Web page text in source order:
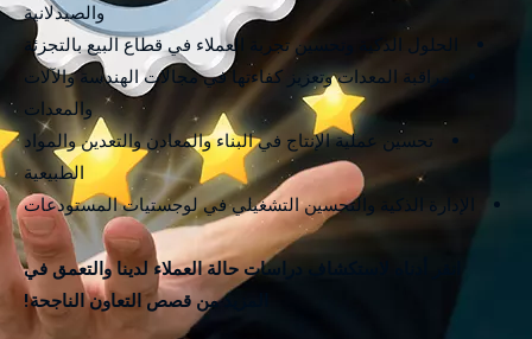
والصيدلانية
الحلول الذكية وتحسين تجربة العملاء في قطاع البيع بالتجزئة
مراقبة المعدات وتعزيز كفاءتها في مجالات الهندسة والآلات
والمعدات
تحسين عملية الإنتاج في البناء والمعادن والتعدين والمواد
الطبيعية
الإدارة الذكية والتحسين التشغيلي في لوجستيات المستودعات
انقر أدناه لاستكشاف دراسات حالة العملاء لدينا والتعمق في
المزيد من قصص التعاون الناجحة!